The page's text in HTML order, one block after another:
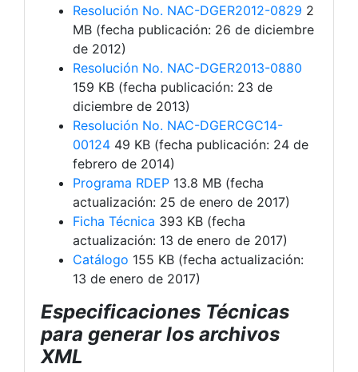
Resolución No. NAC-DGER2012-0829 2
MB (fecha publicación: 26 de diciembre
de 2012)
Resolución No. NAC-DGER2013-0880
159 KB (fecha publicación: 23 de
diciembre de 2013)
Resolución No. NAC-DGERCGC14-
00124 49 KB (fecha publicación: 24 de
febrero de 2014)
Programa RDEP 13.8 MB (fecha
actualización: 25 de enero de 2017)
Ficha Técnica 393 KB (fecha
actualización: 13 de enero de 2017)
Catálogo 155 KB (fecha actualización:
13 de enero de 2017)
Especificaciones Técnicas
para generar los archivos
XML